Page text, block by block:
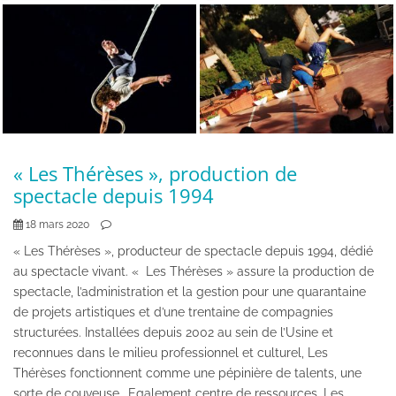
« Les Thérèses », production de
spectacle depuis 1994
18 mars 2020
« Les Thérèses », producteur de spectacle depuis 1994, dédié
au spectacle vivant. « Les Thérèses » assure la production de
spectacle, l’administration et la gestion pour une quarantaine
de projets artistiques et d’une trentaine de compagnies
structurées. Installées depuis 2002 au sein de l’Usine et
reconnues dans le milieu professionnel et culturel, Les
Thérèses fonctionnent comme une pépinière de talents, une